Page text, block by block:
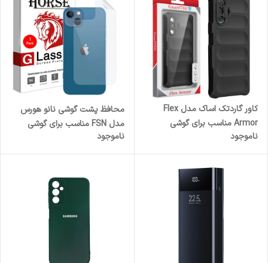
کاور گاردتک اساک مدل Flex
Armor مناسب برای گوشی
Gaming
ناموجود
محافظ پشت گوشی نانو هورس
مدل FSN مناسب برای گوشی
موبایل اپل iPhone 13
ناموجود